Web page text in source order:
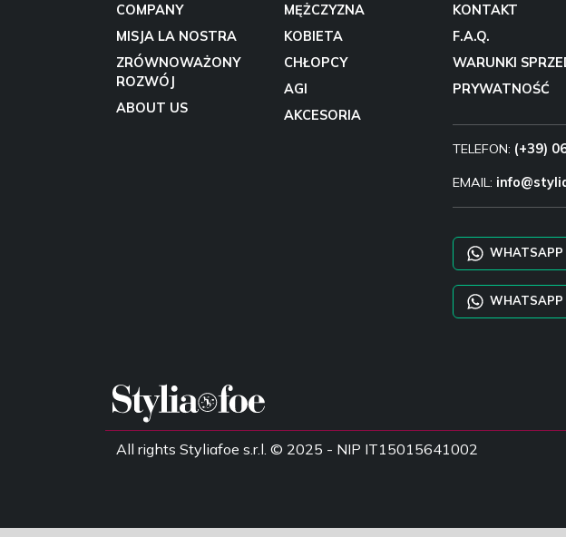
COMPANY
MISJA LA NOSTRA
ZRÓWNOWAŻONY
ROZWÓJ
ABOUT US
MĘŻCZYZNA
KOBIETA
CHŁOPCY
AGI
AKCESORIA
KONTAKT
F.A.Q.
WARUNKI
PRYWATNOŚĆ
TELEFON: (+39)
EMAIL:
WHATSAPP
WHATSAPP
All rights Styliafoe s.r.l. © 2025 - NIP IT15015641002